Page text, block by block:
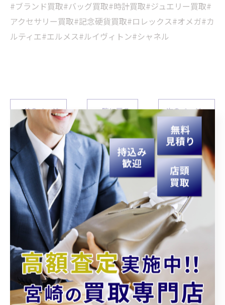
#ブランド買取#バッグ買取#時計買取#ジュエリー買取#
アクセサリー買取#記念硬貨買取#ロレックス#オメガ#カ
ルティエ#エルメス#ルイヴィトン#シャネル
< 前のページ 一覧に戻る 次のページ >
関連タグ
#宮崎 #買取 #生前整理 #遺品整理
カテゴリー Categories
全てのカテゴリー
持ち込み